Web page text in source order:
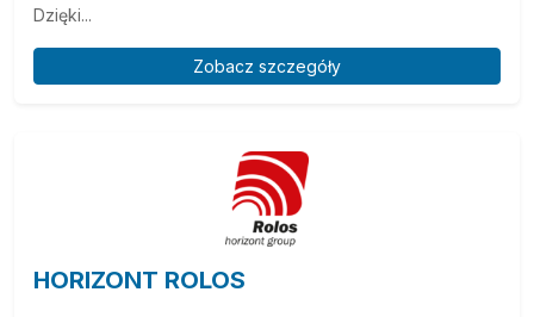
Dzięki...
Zobacz szczegóły
HORIZONT ROLOS